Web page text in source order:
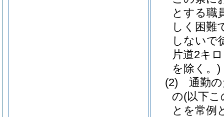
とする職
しく困難
しないで
片道2キ
を除く。)
(2)
通勤
の(以下
とを常例